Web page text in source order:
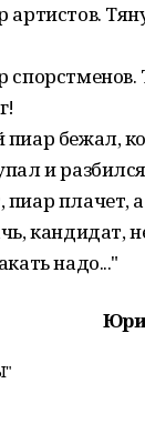
артистов.
спорстменов.
пиар бежал,
и
плачет,
кандидат,
надо..."